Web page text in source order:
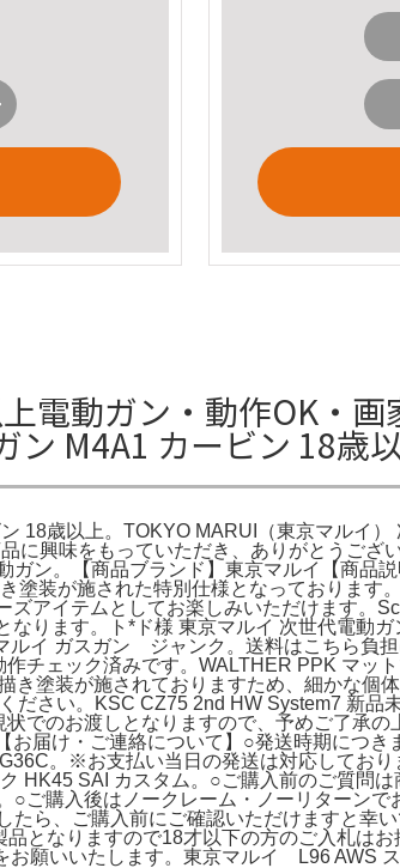
電動ガン・動作OK・画
ン M4A1 カービン 18歳
18歳以上。TOKYO MARUI（東京マルイ
に興味をもっていただき、ありがとうござ
ン。【商品ブランド】東京マルイ【商品
塗装が施された特別仕様となっておりま
アイテムとしてお楽しみいただけます。
なります。ト*ド様 東京マルイ 次世代電
マルイ ガスガン ジャンク。送料はこち
ェック済みです。WALTHER PPK マット
塗装が施されておりますため、細かな個
ださい。KSC CZ75 2nd HW System7 新
でのお渡しとなりますので、予めご了承
お届け・ご連絡について】○発送時期につ
G36C。※お支払い当日の発送は対応して
HK45 SAI カスタム。○ご購入前のご質問
購入後はノークレーム・ノーリターンで
たら、ご購入前にご確認いただけますと
なりますので18才以下の方のご入札はお
願いいたします。東京マルイ L96 AWS